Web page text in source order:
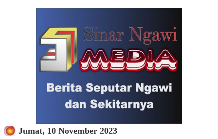
Jumat, 10 November 2023